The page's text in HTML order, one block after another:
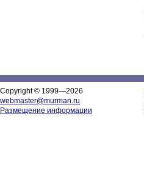
Copyright © 1999—2026
webmaster@murman.ru
Размещение информации